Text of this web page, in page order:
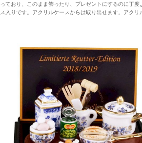
っており、このまま飾ったり、プレゼントにするのに丁
ス入りです。アクリルケースからは取り出せます。アクリ